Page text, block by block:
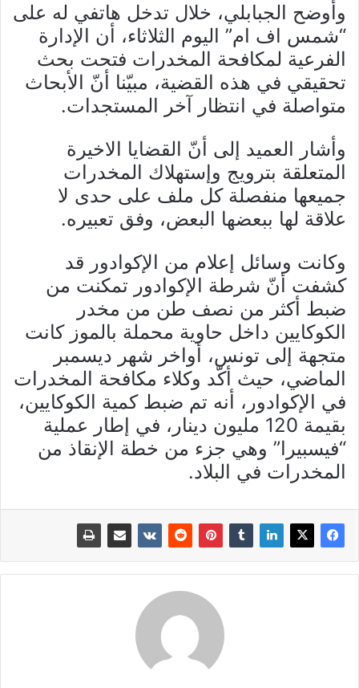
وأوضح الجبابلي، خلال تدخل هاتفي له على
“شمس اف ام” اليوم الثلاثاء، أن الإدارة
الفرعية لمكافحة المخدرات فتحت بحث
تحقيقي في هذه القضية، مبيّنا أنّ الأبحاث
متواصلة في انتظار آخر المستجدات.
وأشار العميد إلى أنّ القضايا الاخيرة
المتعلقة بترويج وإستهلاك المخدرات
جميعها منفصلة كل ملف على حدى لا
علاقة لها ببعضها البعض، وفق تعبيره.
وكانت وسائل إعلام من الإكوادور قد
كشفت أنّ شرطة الإكوادور تمكنت من
ضبط أكثر من نصف طن من مخدر
الكوكايين داخل حاوية محملة بالموز كانت
متجهة إلى تونس، أواخر شهر ديسمبر
الماضي، حيث أكّد وكلاء مكافحة المخدرات
في الإكوادور، أنه تم ضبط كمية الكوكايين،
بقيمة 120 مليون دينار، في إطار عملية
“فيسبيرا” وهي جزء من خطة الإنقاذ من
المخدرات في البلاد.